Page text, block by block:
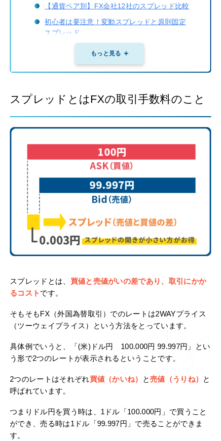
【通貨ペア別】FX会社12社のスプレッド比較
初心者は要注意！変動スプレッドと原則固定
スプレッド
【注意】変動制スプレッドが広がる2つのタイ
もっと見る
スプレッドとはFXの取引手数料のこと
スプレッドとは、 買値と売値がいの差であり、取引にかか
るコスト です。
そもそもFX（外国為替取引）でのレートは2WAYプライス
（ツーウェイプライス）という方法をとっています。
具体例でいうと、「(米)ドル円 100.000円 99.997円」とい
う形で2つのレートが表示されるということです。
2つのレートはそれぞれ買値（かいね） と売値（うりね）
と
呼ばれています。
つまりドル円を買う時は、1ドル「100.000円」で買うこと
ができ、売る時は1ドル「99.997円」で売ることができま
す。